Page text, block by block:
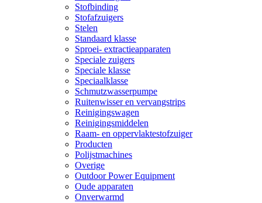
Stofbinding
Stofafzuigers
Stelen
Standaard klasse
Sproei- extractieapparaten
Speciale zuigers
Speciale klasse
Speciaalklasse
Schmutzwasserpumpe
Ruitenwisser en vervangstrips
Reinigingswagen
Reinigingsmiddelen
Raam- en oppervlaktestofzuiger
Producten
Polijstmachines
Overige
Outdoor Power Equipment
Oude apparaten
Onverwarmd